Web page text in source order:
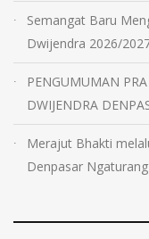
Semangat Baru
Dwijendra 2026/
PENGUMUMAN
DWIJENDRA
Merajut Bhakti
Denpasar